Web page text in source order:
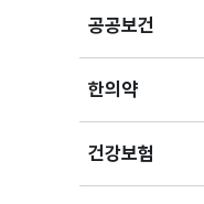
공공보건
펼치기
한의약하위메뉴
펼치기
건강보험
펼치기